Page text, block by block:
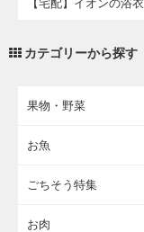
【宅配】イオンの浴衣
カテゴリーから探す
果物・野菜
お魚
ごちそう特集
お肉